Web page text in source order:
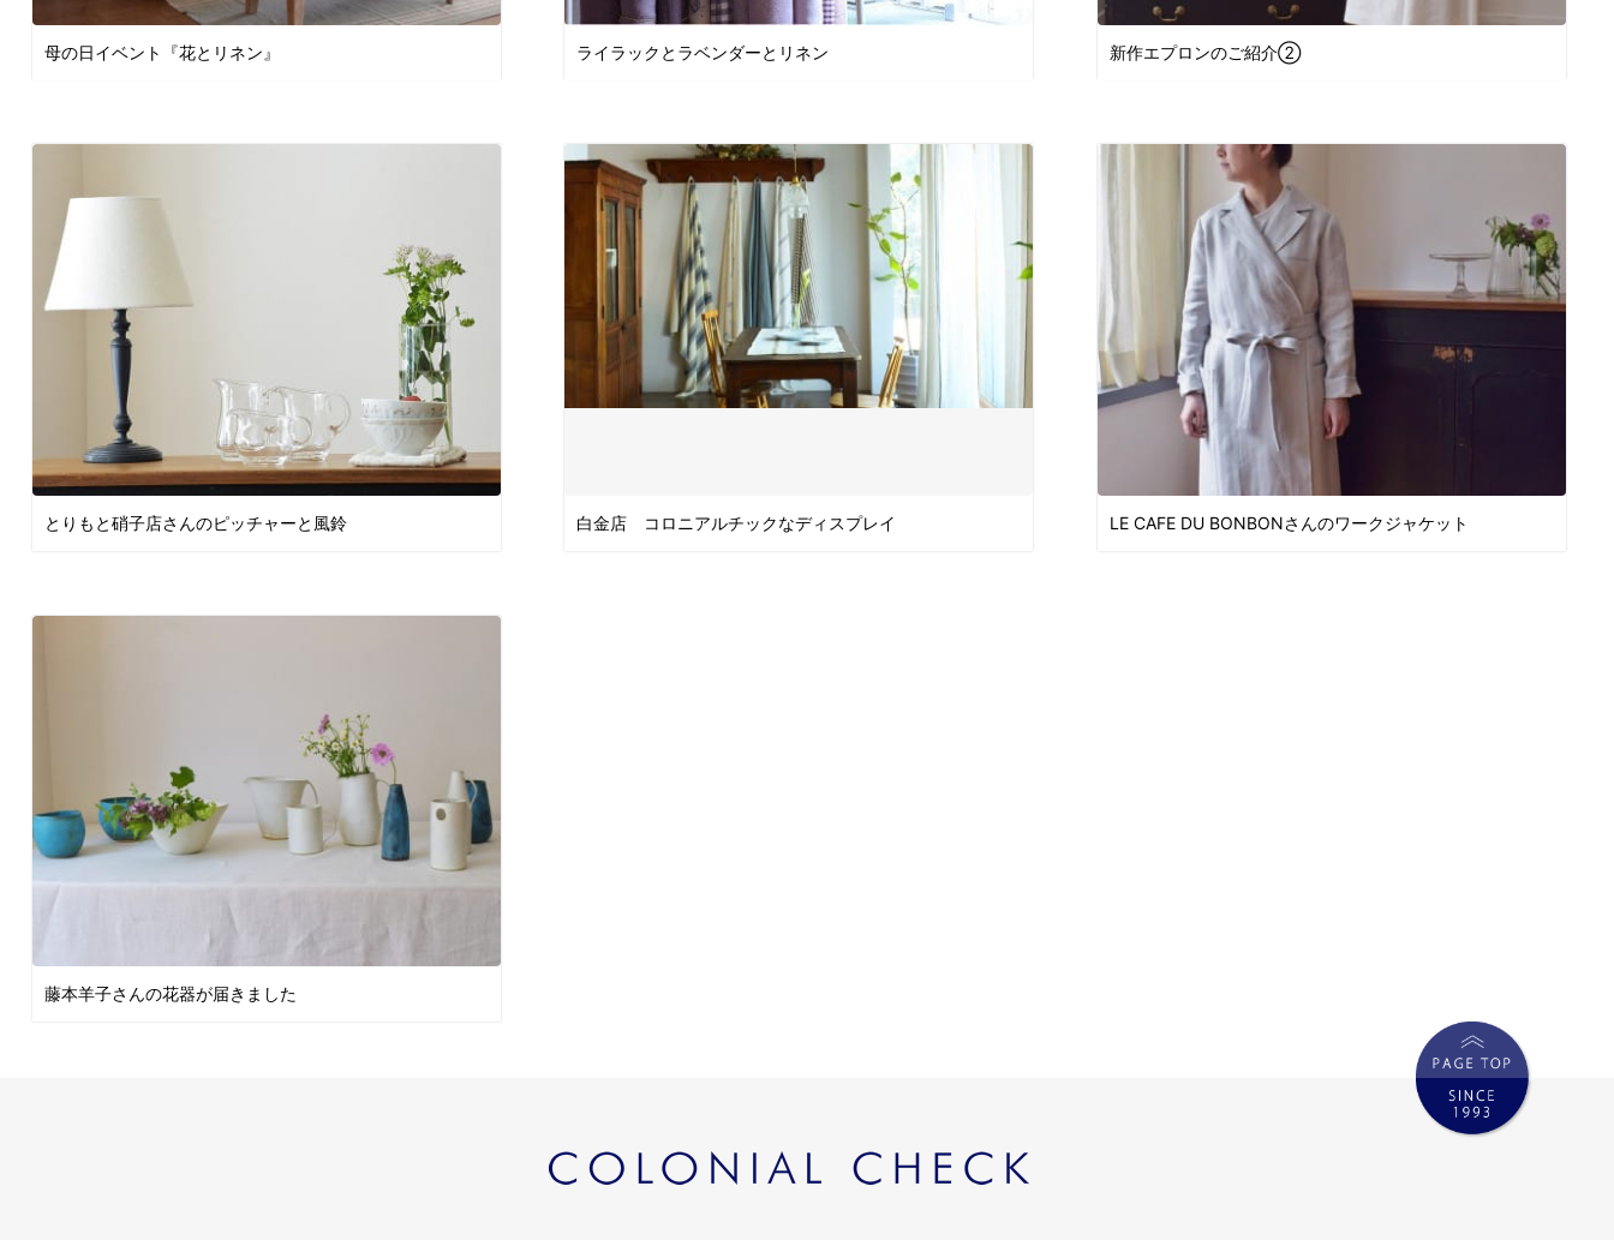
母の日イベント『花とリネン』 ライラックとラベンダーとリネン 新作エプロンのご紹介②
とりもと硝子店さんのピッチャーと風鈴 白金店 コロニアルチックなディスプレイ LE CAFE DU BONBONさんのワークジャケット
藤本羊子さんの花器が届きました